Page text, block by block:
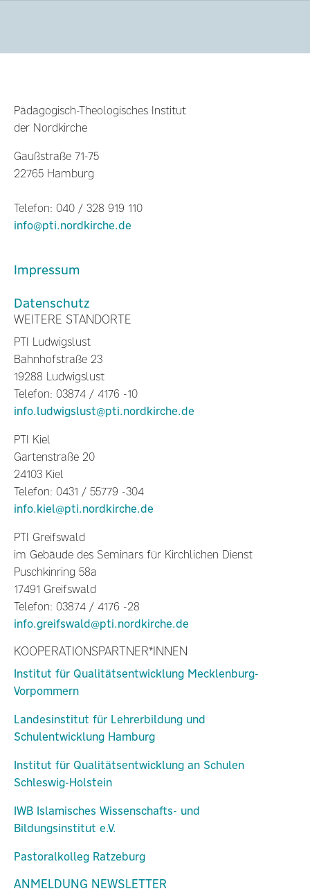
Pädagogisch-Theologisches Institut
der Nordkirche
Gaußstraße 71-75
22765 Hamburg
Telefon: 040 / 328 919 110
info@pti.nordkirche.de
Impressum
Datenschutz
WEITERE STANDORTE
PTI Ludwigslust
Bahnhofstraße 23
19288 Ludwigslust
Telefon: 03874 / 4176 -10
info.ludwigslust@pti.nordkirche.de
PTI Kiel
Gartenstraße 20
24103 Kiel
Telefon: 0431 / 55779 -304
info.kiel@pti.nordkirche.de
PTI Greifswald
im Gebäude des Seminars für Kirchlichen Dienst
Puschkinring 58a
17491 Greifswald
Telefon: 03874 / 4176 -28
info.greifswald@pti.nordkirche.de
KOOPERATIONSPARTNER*INNEN
Institut für Qualitätsentwicklung Mecklenburg-
Vorpommern
Landesinstitut für Lehrerbildung und
Schulentwicklung Hamburg
Institut für Qualitätsentwicklung an Schulen
Schleswig-Holstein
IWB Islamisches Wissenschafts- und
Bildungsinstitut e.V.
Pastoralkolleg Ratzeburg
ANMELDUNG NEWSLETTER